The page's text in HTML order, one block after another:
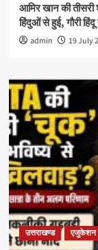
आमिर खान की तीसरी
हिंदुओं से हुई, गौरी हिंदू
admin 19 July
उत्तराखण्ड एजुकेशन